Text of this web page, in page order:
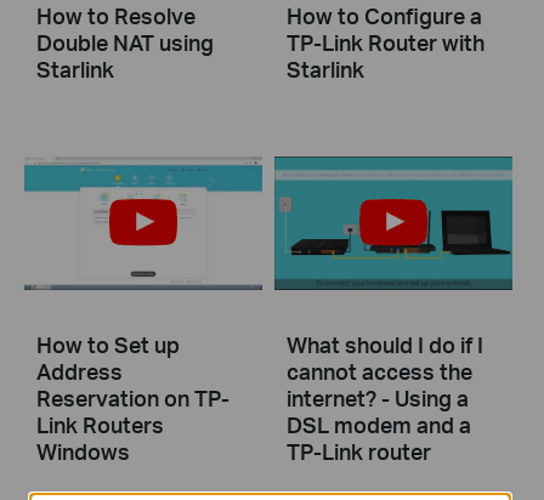
How to Resolve
Double NAT using
Starlink
How to Configure a
TP-Link Router with
Starlink
How to Set up
Address
Reservation on TP-
Link Routers
Windows
What should I do if I
cannot access the
internet? - Using a
DSL modem and a
TP-Link router